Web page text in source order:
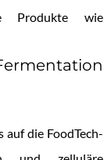
Produkte wie
auf die FoodTech-